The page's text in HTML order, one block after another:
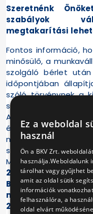
Szeretnénk
szabályok
megtakarítási
Fontos információ,
minősülő, a
szolgáló bérlet
időpontjában
szóló törvénynek a
szerint fizeti meg, és
Az SZJA tv 1. sz.
évben a
megvásárolt,
szolgáló bérlet
Mindezekből
2009. évben
BKV-tól 2010-es
munkavállalói
2009-re érvényes
Ez a weboldal
használ
Ön a BKV Zrt. weboldalát
használja.Weboldalunk
tárolhat vagy gyűjthet
amit az oldal sütik
információk
felhasználóra, a
oldal elvárt